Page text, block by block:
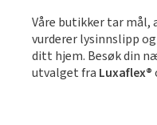
Våre butikker tar mål,
vurderer lysinnslipp
ditt hjem. Besøk din
utvalget fra Luxaflex®